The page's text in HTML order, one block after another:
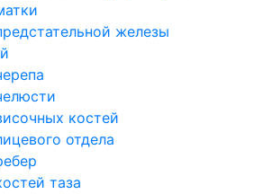
железы
костей
отдела
таза